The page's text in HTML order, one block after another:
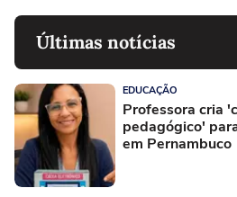
Últimas notícias
EDUCAÇÃO
Professora cria
pedagógico'
em Pernambuco